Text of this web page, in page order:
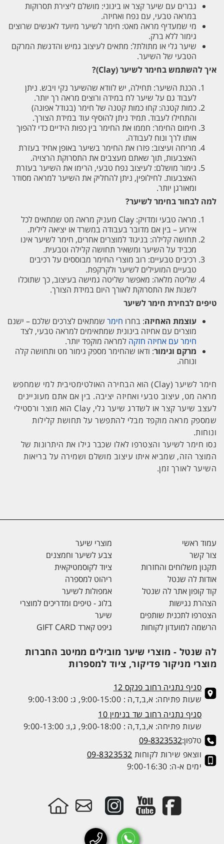
גברים עם שיער קצר או בינוני: מושלם ליצירת תסרוקות
במראה טבעי, עם נפח ואחיזה.
מי שמעדיף מראה מאט: חימר לשיער מיועד לאנשים שרוצים
גימור ללא ברק.
שיער גלי או מתולתל: מתאים לעיצוב גמיש והדגשת המרקם
הטבעי של השיער.
איך להשתמש בחימר לשיער (Clay)?
הכנת השיער: תחילה, יש לוודא שהשיער נקי ויבש. ניתן
לעבוד גם על שיער לח במידה ורוצים מראה רך יותר.
כמות קטנה: קחו כמות קטנה של חימר (בגודל אפונה)
והתחילו לעבוד. תמיד ניתן להוסיף עוד במידת הצורך.
חימום החימר: חממו את החימר בין כפות הידיים כדי להפוך
אותו לרך ונוח לעבודה.
מריחה ועיצוב: פזרו את החימר בשיער באופן אחיד בעזרת
האצבעות, תוך שאתם מעצבים את התסרוקת הרצויה.
גימור מושלם: לעיצוב נפח טבעי, הרימו את השיער בעזרת
האצבעות. לחילופין, ניתן להחליק את השיער למראה מסודר
ומאורגן יותר.
למה לבחור בחימר לשיער?
מראה טבעי ומדויק: Clay מעניק מראה מט שמתאים לכל
אירוע – בין אם מדובר בעבודה במשרד או יציאה לילית.
תחושה קלילה: בניגוד למוצרים אחרים, חימר לשיער אינו
מכביד על השיער ומשאיר תחושה קלילה וטבעית.
רכיבים טבעיים: רוב מוצרי החימר מבוססים על רכיבים
טבעיים המועילים לשיער ולקרקפת.
שליטה מלאה: מאפשר שליטה גמישה בעיצוב, כך שתוכלו
לשנות את התסרוקת לאורך היום במידת הצורך.
טיפים לבחירת חימר לשיער
עוצמת האחיזה: בחרו חימר שמתאים לצרכים שלכם – ישנם
מוצרים עם אחיזה בינונית שמתאימים למראה טבעי, לצד
חימר עם אחיזה חזקה למראה מוקפד יותר.
מרקם וגימור: ודאו שהחימר מספק גימור מט ותחושה קלה
ונוחה.
חימר לשיער (Clay) הוא הבחירה האולטימטיבית למי שמחפש
מראה מט, עיצוב טבעי ואחיזה יציבה. בין אם אתם מעוניינים
לעצב שיער קצר או לשדרג שיער גלי, Clay הוא מוצר ורסטילי
שמספק מראה מוקפד מבלי להתפשר על תחושת קלילות
ונוחות.
נסו חימר לשיער והצטרפו לאלו שכבר גילו את היתרונות של
המוצר הזה, שמביא איתו עיצוב מושלם ושמירה על בריאות
השיער לאורך זמן.
עמוד ראשי
צור קשר
תקנון משלוחים והחזרות
אודות לה שנטל
קוד קופון אתר לה שנטל
הצהרת נגישות
הצטרפו לתכנית שותפים
הרשמה למועדון לקוחות
מוצרי שיער
צבע לשיער וחמצנים
ציוד לקוסמטיקאית
ריהוט למספרה
אמפולות לשיער
בלוג - טיפים ומדריכים למוצרי
שיער
גיפט קארד GIFT CARD
לה שנטל - מוצרי שיער מובילים ממיטב החברות
מוצרי מניקור פדיקור, ציוד למספרות
סניף נתניה רחוב פנקס 12
שעות פתיחה: א,ב,ד,ה : 9:00-15:00, ג: 9:00-13:00
סניף נתניה רחוב שד בנימין 10
שעות פתיחה: א,ב,ד,ה : 9:00-18:00, ג,ו: 9:00-13:00
טלפון:09-8323532
ווצאפ שירות לקוחות 09-8323532
ימים א-ה: 9:00-16:30